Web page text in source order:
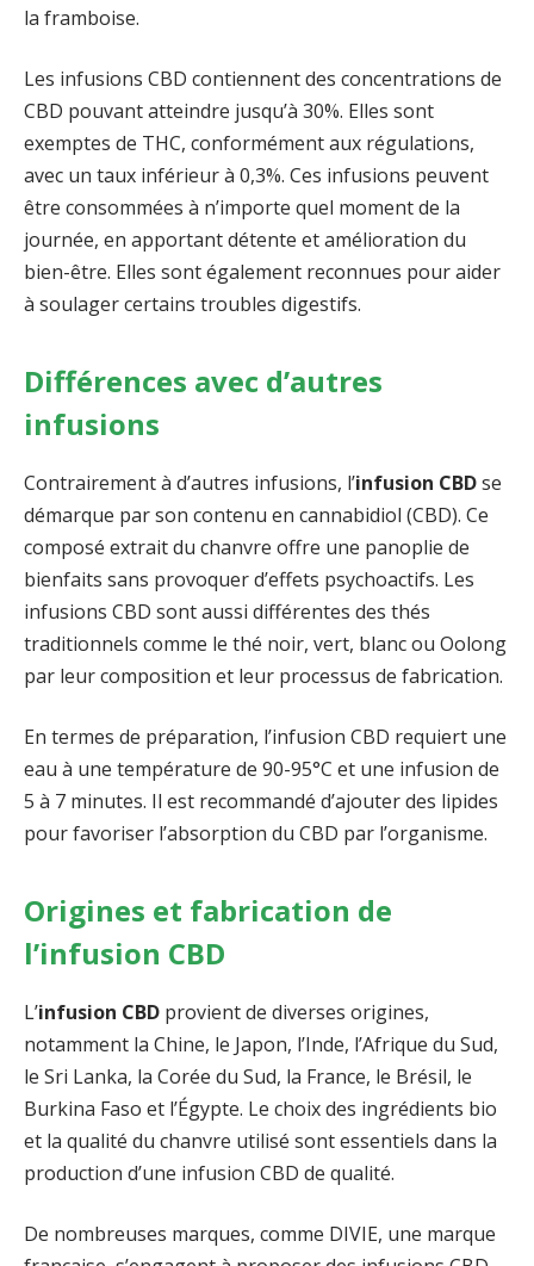
la framboise.
Les infusions CBD contiennent des concentrations de
CBD pouvant atteindre jusqu’à 30%. Elles sont
exemptes de THC, conformément aux régulations,
avec un taux inférieur à 0,3%. Ces infusions peuvent
être consommées à n’importe quel moment de la
journée, en apportant détente et amélioration du
bien-être. Elles sont également reconnues pour aider
à soulager certains troubles digestifs.
Différences avec d’autres
infusions
Contrairement à d’autres infusions, l’infusion CBDse
démarque par son contenu en cannabidiol (CBD). Ce
composé extrait du chanvre offre une panoplie de
bienfaits sans provoquer d’effets psychoactifs. Les
infusions CBD sont aussi différentes des thés
traditionnels comme le thé noir, vert, blanc ou Oolong
par leur composition et leur processus de fabrication.
En termes de préparation, l’infusion CBD requiert une
eau à une température de 90-95°C et une infusion de
5 à 7 minutes. Il est recommandé d’ajouter des lipides
pour favoriser l’absorption du CBD par l’organisme.
Origines et fabrication de
l’infusion CBD
L’infusion CBD provient de diverses origines,
notamment la Chine, le Japon, l’Inde, l’Afrique du Sud,
le Sri Lanka, la Corée du Sud, la France, le Brésil, le
Burkina Faso et l’Égypte. Le choix des ingrédients bio
et la qualité du chanvre utilisé sont essentiels dans la
production d’une infusion CBD de qualité.
De nombreuses marques, comme DIVIE, une marque